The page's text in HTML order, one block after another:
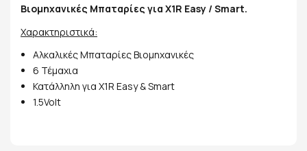
Βιομηχανικές Μπαταρίες για X1R Easy / Smart.
Χαρακτηριστικά:
Αλκαλικές Μπαταρίες Βιομηχανικές
6 Τέμαχια
Κατάλληλη για X1R Easy & Smart
1.5Volt